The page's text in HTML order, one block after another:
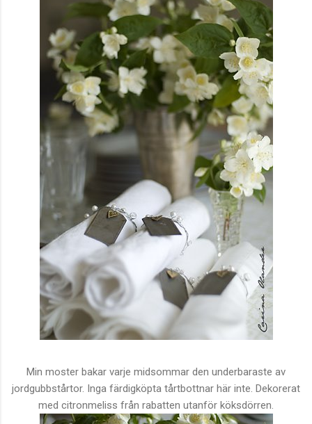
Min moster bakar varje midsommar den underbaraste av
jordgubbstårtor. Inga färdigköpta tårtbottnar här inte. Dekorerat
med citronmeliss från rabatten utanför köksdörren.